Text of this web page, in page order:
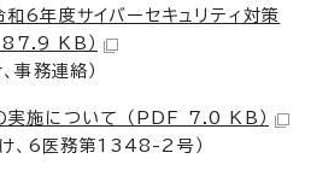
6年度サイバーセキュリティ対策
87.9 KB）
事務連絡）
実施について （PDF 7.0 KB）
、6医務第1348-2号）